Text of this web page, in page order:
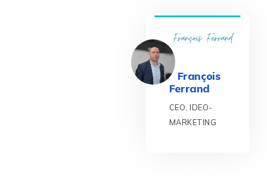
François
Ferrand
CEO, IDEO-
MARKETING